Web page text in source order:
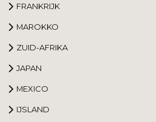
FRANKRIJK
MAROKKO
ZUID-AFRIKA
JAPAN
MEXICO
IJSLAND